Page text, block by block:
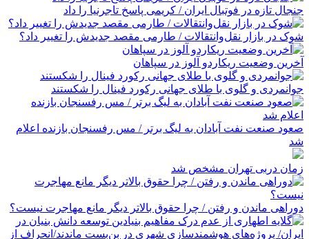
جنجال تازه در فوتبال ایران / کریمی پاسخ تاجرنیا را داد
شوک در بازار نقل‌وانتقالات / طارمی مقصد جدیدش را تغییر داد؟
آخرین وضعیت ریکاردو آلوز در سپاهان
جوانمردی و گلوی با طلای جهانی رکورد فینال را شکستند
صعود صنعت نفت آبادان به لیگ برتر / مس رفسنجان بازنده اعلام
شد
زمان دربی تهران مشخص شد
دوراهی ماندن و رفتن / چرا حقوق بالاتر دیگر مانع مهاجرت نیست؟